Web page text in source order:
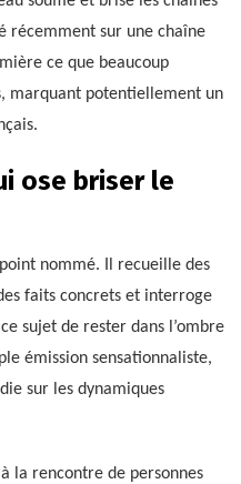
récemment sur une chaîne
ce que beaucoup
marquant potentiellement un
ose briser le
nommé. Il recueille des
faits concrets et interroge
sujet de rester dans l’ombre
émission sensationnaliste,
sur les dynamiques
la rencontre de personnes